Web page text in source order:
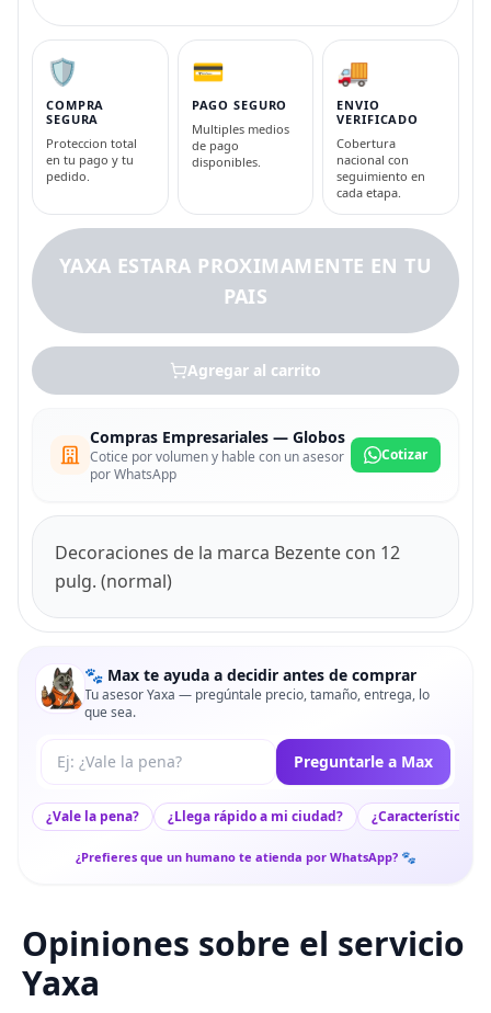
🛡️
COMPRA
SEGURA
Proteccion total
en tu pago y tu
pedido.
💳
PAGO SEGURO
Multiples medios
de pago
disponibles.
🚚
ENVIO
VERIFICADO
Cobertura
nacional con
seguimiento en
cada etapa.
YAXA ESTARA PROXIMAMENTE EN TU
PAIS
Agregar al carrito
Compras Empresariales — Globos
Cotice por volumen y hable con un asesor
por WhatsApp
Cotizar
Decoraciones de la marca Bezente con 12
pulg. (normal)
🐾 Max te ayuda a decidir antes de comprar
Tu asesor Yaxa — pregúntale precio, tamaño, entrega, lo
que sea.
Tu pregunta a Max Preguntarle a Max
¿Vale la pena? ¿Llega rápido a mi ciudad? ¿Características
¿Prefieres que un humano te atienda por WhatsApp? 🐾
Opiniones sobre el servicio
Yaxa